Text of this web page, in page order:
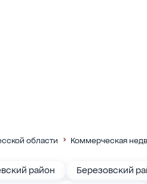
области Коммерческая
район Березовский